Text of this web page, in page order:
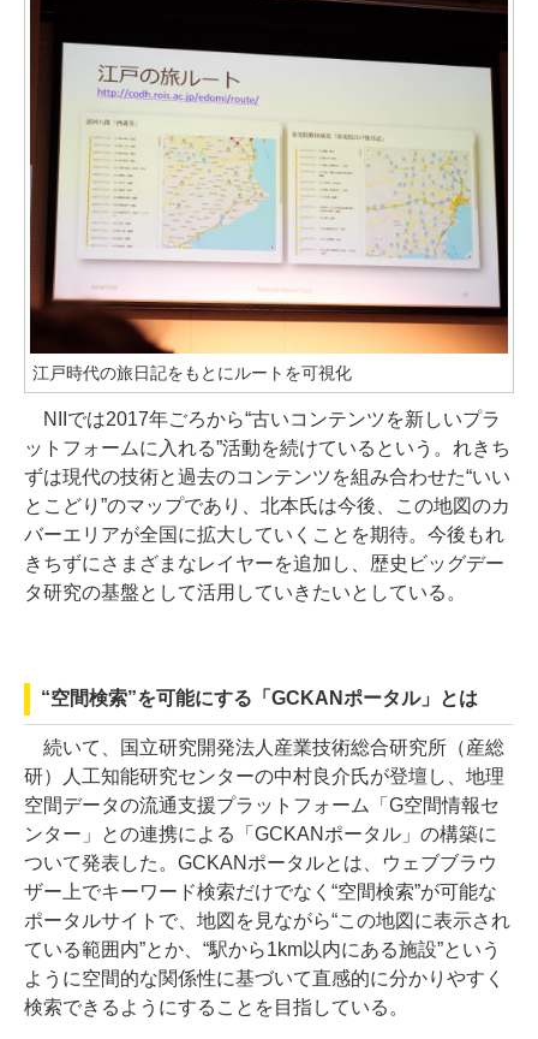
江戸時代の旅日記をもとにルートを可視化
NIIでは2017年ごろから“古いコンテンツを新しいプラ
ットフォームに入れる”活動を続けているという。れきち
ずは現代の技術と過去のコンテンツを組み合わせた“いい
とこどり”のマップであり、北本氏は今後、この地図のカ
バーエリアが全国に拡大していくことを期待。今後もれ
きちずにさまざまなレイヤーを追加し、歴史ビッグデー
タ研究の基盤として活用していきたいとしている。
“空間検索”を可能にする「GCKANポータル」とは
続いて、国立研究開発法人産業技術総合研究所（産総
研）人工知能研究センターの中村良介氏が登壇し、地理
空間データの流通支援プラットフォーム「G空間情報セ
ンター」との連携による「GCKANポータル」の構築に
ついて発表した。GCKANポータルとは、ウェブブラウ
ザー上でキーワード検索だけでなく“空間検索”が可能な
ポータルサイトで、地図を見ながら“この地図に表示され
ている範囲内”とか、“駅から1km以内にある施設”という
ように空間的な関係性に基づいて直感的に分かりやすく
検索できるようにすることを目指している。